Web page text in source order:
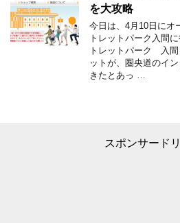
を大攻略
今日は、4月10日にオ
トレットパーク入間
トレットパーク 入間
ットが、圏央道のイ
きたとあっ …
スポンサード